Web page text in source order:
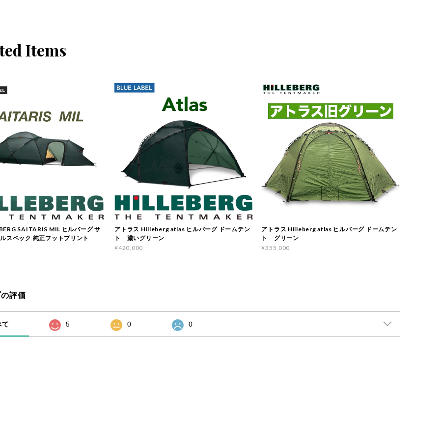
Items
SAITARIS MIL ヒルバーグ サ
スペック 純正フットプリント
アトラス Hilleberg atlas ヒルバーグ ドームテン
ト 濃いグリーン
¥420,000
アトラス Hilleberg atlas ヒルバーグ ドームテン
ト グリーン
¥355,000
評価
て 5 0 0